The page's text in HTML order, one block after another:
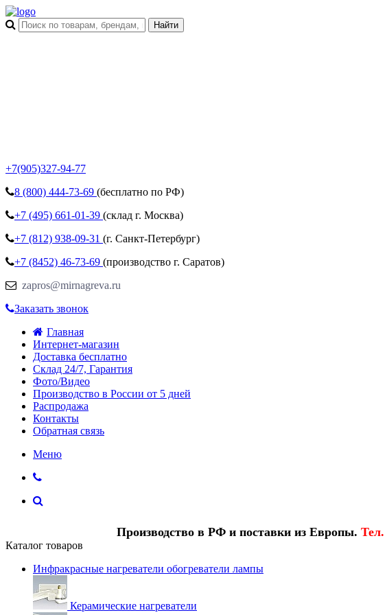
+7(905)327-94-77
8 (800) 444-73-69 (бесплатно по РФ)
+7 (495) 661-01-39 (склад г. Москва)
+7 (812) 938-09-31 (г. Санкт-Петербург)
+7 (8452) 46-73-69 (производство г. Саратов)
zapros@mirnagreva.ru
Заказать звонок
Главная
Интернет-магазин
Доставка бесплатно
Склад 24/7, Гарантия
Фото/Видео
Производство в России от 5 дней
Распродажа
Контакты
Обратная связь
Меню
Производство в РФ и поставки из Европы. Тел.
Каталог товаров
Инфракрасные нагреватели обогреватели лампы
Керамические нагреватели